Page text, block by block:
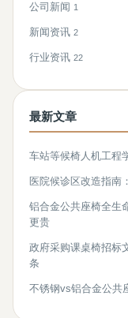
公司新闻 1
新闻资讯 2
行业资讯 22
最新文章
车站等候椅人机工程
医院候诊区改造指南
铝合金公共座椅全生
更贵
政府采购课桌椅招标
条
不锈钢vs铝合金公共